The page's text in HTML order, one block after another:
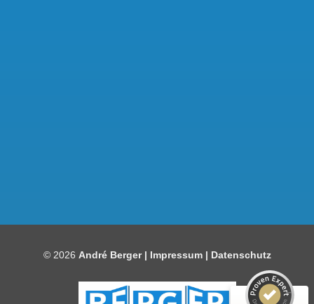
© 2026 André Berger | Impressum| Datenschutz
Empfehlungen auf